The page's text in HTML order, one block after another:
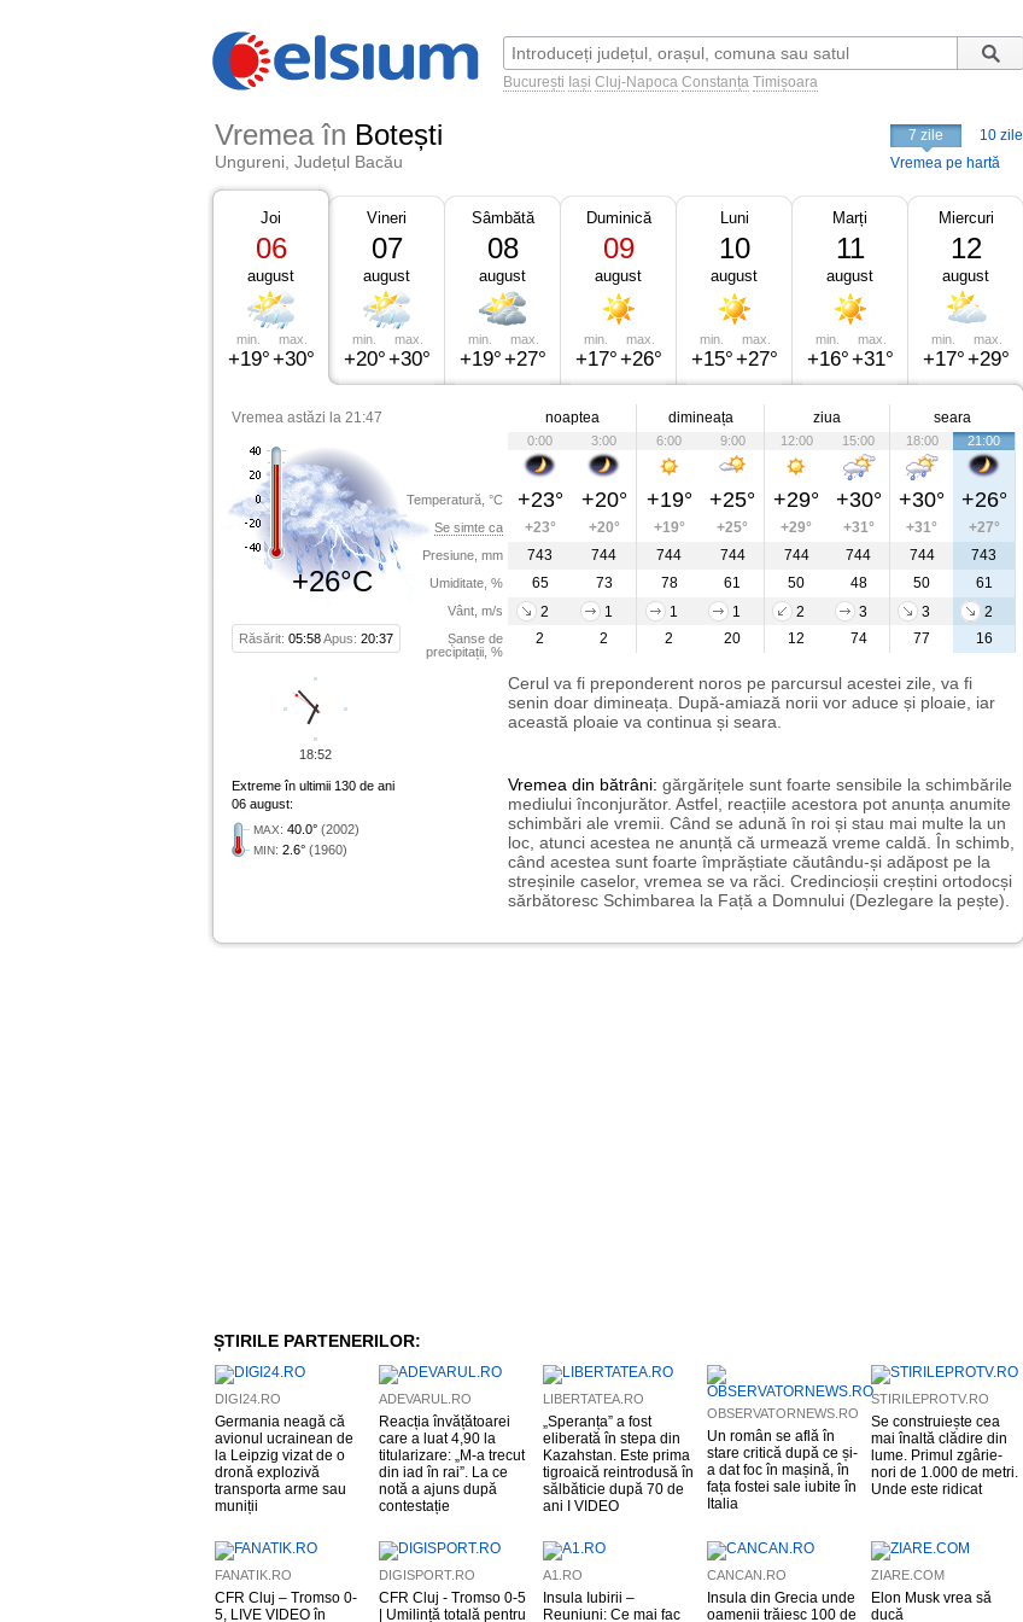
București Iași Cluj-Napoca Constanța Timișoara
Vremea în Botești
Ungureni, Județul Bacău
7 zile
10 zile
Vremea pe hartă
Joi
06
august
min.
+19°
max.
+30°
Vineri
07
august
min.
+20°
max.
+30°
Sâmbătă
08
august
min.
+19°
max.
+27°
Duminică
09
august
min.
+17°
max.
+26°
Luni
10
august
min.
+15°
max.
+27°
Marți
11
august
min.
+16°
max.
+31°
Miercuri
12
august
min.
+17°
max.
+29°
Vremea astăzi la 21:47
+26°C
Răsărit: 05:58Apus: 20:37
Temperatură, °C
Se simte ca
Presiune, mm
Umiditate, %
Vânt, m/s
Șanse de
precipitații, %
noaptea dimineața ziua seara
0:00 3:00 6:00 9:00 12:00 15:00 18:00 21:00
+23° +20° +19° +25° +29° +30° +30° +26°
+23° +20° +19° +25° +29° +31° +31°
+27°
743
744 744 744 744 744 744
743
65
73 78 61 50 48 50
61
2
1 1 1 2 3 3
2
2
2 2 20 12 74 77 16
Cerul va fi preponderent noros pe parcursul acestei zile, va fi
senin doar dimineața. După-amiază norii vor aduce și ploaie, iar
această ploaie va continua și seara.
Extreme în ultimii 130 de ani
06 august:
MAX: 40.0° (2002)
MIN: 2.6° (1960)
Vremea din bătrâni: gărgărițele sunt foarte sensibile la schimbările
mediului înconjurător. Astfel, reacțiile acestora pot anunța anumite
schimbări ale vremii. Când se adună în roi și stau mai multe la un
loc, atunci acestea ne anunță că urmează vreme caldă. În schimb,
când acestea sunt foarte împrăștiate căutându-și adăpost pe la
streșinile caselor, vremea se va răci. Credincioșii creștini ortodocși
sărbătoresc Schimbarea la Față a Domnului (Dezlegare la pește).
18:52
ȘTIRILE PARTENERILOR:
DIGI24.RO
Germania neagă că
avionul ucrainean de
la Leipzig vizat de o
dronă explozivă
transporta arme sau
muniții
ADEVARUL.RO
Reacția învățătoarei
care a luat 4,90 la
titularizare: „M-a trecut
din iad în rai”. La ce
notă a ajuns după
contestație
LIBERTATEA.RO
„Speranța” a fost
eliberată în stepa din
Kazahstan. Este prima
tigroaică reintrodusă în
sălbăticie după 70 de
ani I VIDEO
OBSERVATORNEWS.RO
Un român se află în
stare critică după ce și-
a dat foc în mașină, în
fața fostei sale iubite în
Italia
STIRILEPROTV.RO
Se construiește cea
mai înaltă clădire din
lume. Primul zgârie-
nori de 1.000 de metri.
Unde este ridicat
FANATIK.RO
CFR Cluj – Tromso 0-
5, LIVE VIDEO în
DIGISPORT.RO
CFR Cluj - Tromso 0-5
| Umilință totală pentru
A1.RO
Insula Iubirii –
Reuniuni: Ce mai fac
CANCAN.RO
Insula din Grecia unde
oamenii trăiesc 100 de
ZIARE.COM
Elon Musk vrea să
ducă